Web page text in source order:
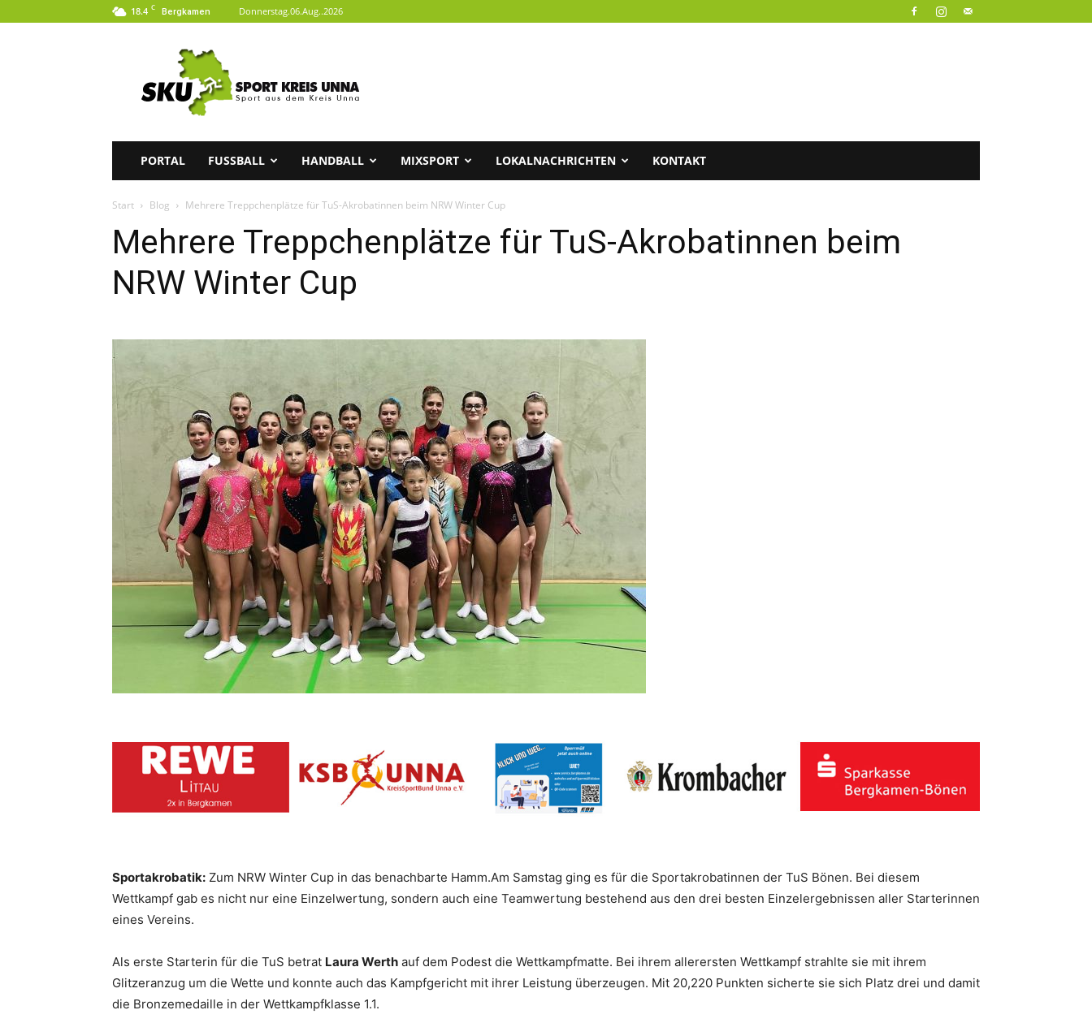
18.4 C Bergkamen Donnerstag.06.Aug..2026
Sport
aus
Kreis
Unna
PORTAL FUSSBALL HANDBALL MIXSPORT LOKALNACHRICHTEN KONTAKT
Start Blog Mehrere Treppchenplätze für TuS-Akrobatinnen beim NRW Winter Cup
Mehrere Treppchenplätze für TuS-Akrobatinnen beim
NRW Winter Cup
Sportakrobatik: Zum NRW Winter Cup in das benachbarte Hamm.Am Samstag ging es für die Sportakrobatinnen der TuS Bönen. Bei diesem
Wettkampf gab es nicht nur eine Einzelwertung, sondern auch eine Teamwertung bestehend aus den drei besten Einzelergebnissen aller Starterinnen
eines Vereins.
Als erste Starterin für die TuS betrat Laura Werth auf dem Podest die Wettkampfmatte. Bei ihrem allerersten Wettkampf strahlte sie mit ihrem
Glitzeranzug um die Wette und konnte auch das Kampfgericht mit ihrer Leistung überzeugen. Mit 20,220 Punkten sicherte sie sich Platz drei und damit
die Bronzemedaille in der Wettkampfklasse 1.1.